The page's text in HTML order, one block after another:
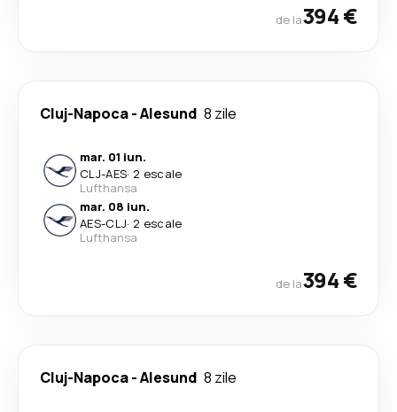
de la394 €
Cluj-Napoca-Alesund 8 zile
mar. 01 iun.
CLJ-AES· 2 escale
Lufthansa
mar. 08 iun.
AES-CLJ· 2 escale
Lufthansa
de la394 €
Cluj-Napoca-Alesund 8 zile